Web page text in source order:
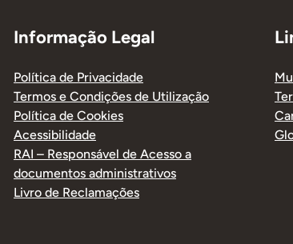
Informação Legal
Política de Privacidade
Termos e Condições de Utilização
Política de Cookies
Acessibilidade
RAI – Responsável de Acesso a
documentos administrativos
Livro de Reclamações